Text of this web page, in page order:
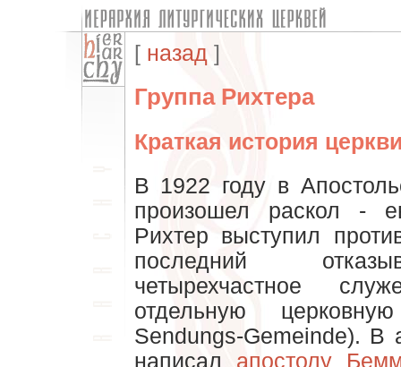
[ назад ]
Группа Рихтера
Краткая история
В 1922 году в
произошел раскол -
Рихтер выступил
последний
четырехчастное
отдельную
Sendungs-Gemeinde). В
написал апостолу